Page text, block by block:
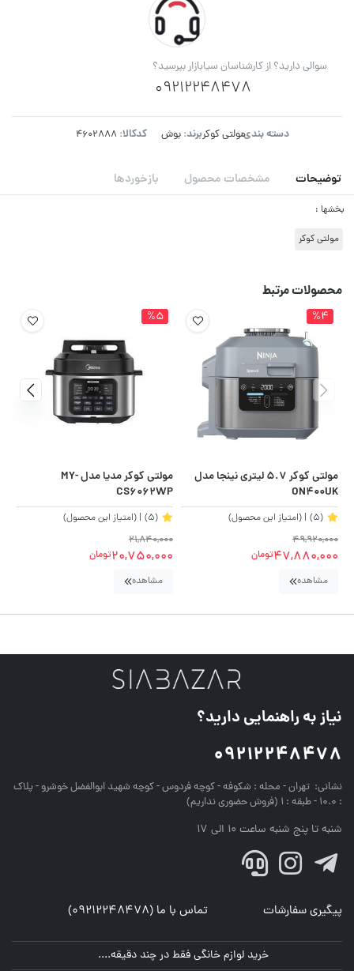
سوالی دارید؟ از کارشناسان سیابازار بپرسید؟
09212248478
دسته بندی:مولتی کوکربرند:بوش کدکالا:
توضیحات مشخصات محصول بازخوردها
بخشها :
مولتی کوکر
محصولات مرتبط
%4
مولتی کوکر 5.7 لیتری نینجا مدل
ON400UK
(5)
| (امتیاز این محصول)
49,920,000
47,880,000تومان
مشاهده
%5
مولتی کوکر مدیا مدل MY-
CS6062WP
(5)
| (امتیاز این محصول)
21,840,000
20,750,000تومان
مشاهده
نیاز به راهنمایی دارید؟
09212248478
نشانی: تهران - محله : شکوفه - کوچه فردوس - کوچه شهید ابوالفضل خوشرو - پلاک
: 10.0 - طبقه : 1 (فروش حضوری نداریم)
شنبه تا پنج شنبه ساعت 10 الی 17
پیگیری سفارشات تماس با ما (09212248478)
خرید لوازم خانگی فقط در چند دقیقه....